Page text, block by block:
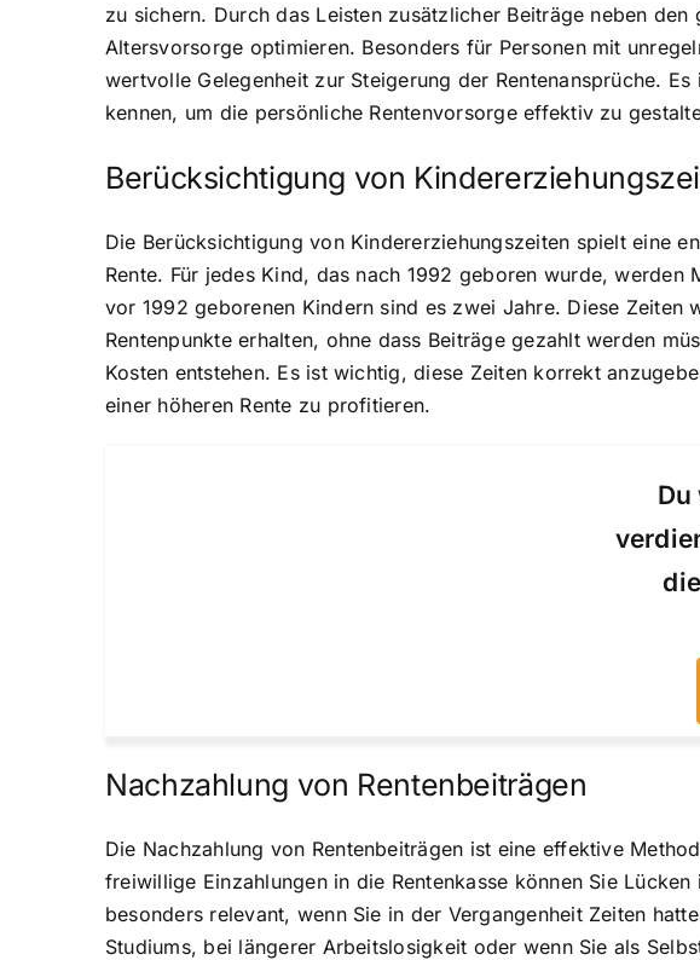
zu sichern. Durch das Leisten zusätzlicher Beiträge neben
Altersvorsorge optimieren. Besonders für Personen mit
wertvolle Gelegenheit zur Steigerung der Rentenansprüche.
kennen, um die persönliche Rentenvorsorge effektiv zu
Berücksichtigung von
Die Berücksichtigung von Kindererziehungszeiten spielt eine
Rente. Für jedes Kind, das nach 1992 geboren wurde,
vor 1992 geborenen Kindern sind es zwei Jahre. Diese
Rentenpunkte erhalten, ohne dass Beiträge gezahlt werden
Kosten entstehen. Es ist wichtig, diese Zeiten korrekt
einer höheren Rente zu profitieren.
Nachzahlung von Rentenbeiträgen
Die Nachzahlung von Rentenbeiträgen ist eine effektive
freiwillige Einzahlungen in die Rentenkasse können Sie
besonders relevant, wenn Sie in der Vergangenheit Zeiten
Studiums, bei längerer Arbeitslosigkeit oder wenn Sie als